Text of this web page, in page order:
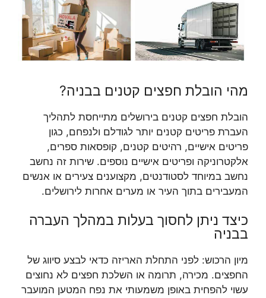
מהי הובלת חפצים קטנים בבניה?
הובלת חפצים קטנים בירושלים מתייחסת לתהליך
העברת פריטים קטנים יותר לגודלם ולנפחם, כגון
פריטים אישיים, רהיטים קטנים, קופסאות ספרים,
אלקטרוניקה ופריטים אישיים נוספים. שירות זה נחשב
נחשב במיוחד לסטודנטים, מקצוענים צעירים או אנשים
המעבירים בתוך העיר או מערים אחרות לירושלים.
כיצד ניתן לחסוך בעלות במהלך העברה
בבניה
מיון הרכוש: לפני התחלת האריזה כדאי לבצע סיווג של
החפצים. מכירה, תרומה או השלכת חפצים לא נחוצים
עשוי להפחית באופן משמעותי את נפח המטען המועבר